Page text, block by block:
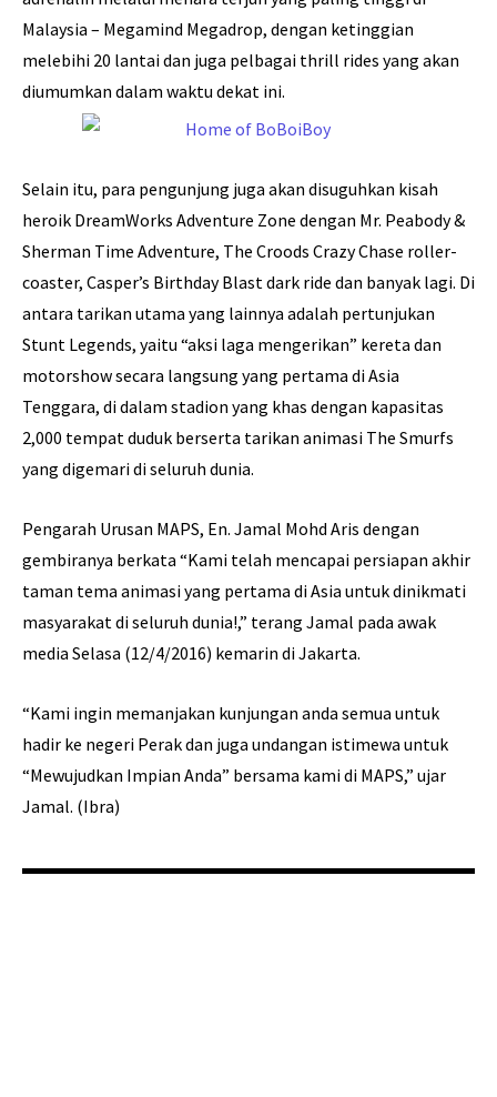
Malaysia – Megamind Megadrop, dengan ketinggian
melebihi 20 lantai dan juga pelbagai thrill rides yang akan
diumumkan dalam waktu dekat ini.
Selain itu, para pengunjung juga akan disuguhkan kisah
heroik DreamWorks Adventure Zone dengan Mr. Peabody &
Sherman Time Adventure, The Croods Crazy Chase roller-
coaster, Casper’s Birthday Blast dark ride dan banyak lagi. Di
antara tarikan utama yang lainnya adalah pertunjukan
Stunt Legends, yaitu “aksi laga mengerikan” kereta dan
motorshow secara langsung yang pertama di Asia
Tenggara, di dalam stadion yang khas dengan kapasitas
2,000 tempat duduk berserta tarikan animasi The Smurfs
yang digemari di seluruh dunia.
Pengarah Urusan MAPS, En. Jamal Mohd Aris dengan
gembiranya berkata “Kami telah mencapai persiapan akhir
taman tema animasi yang pertama di Asia untuk dinikmati
masyarakat di seluruh dunia!,” terang Jamal pada awak
media Selasa (12/4/2016) kemarin di Jakarta.
“Kami ingin memanjakan kunjungan anda semua untuk
hadir ke negeri Perak dan juga undangan istimewa untuk
“Mewujudkan Impian Anda” bersama kami di MAPS,” ujar
Jamal. (Ibra)